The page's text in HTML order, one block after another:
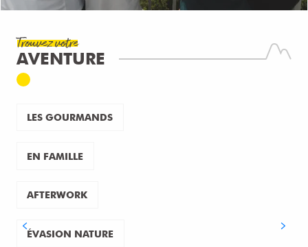
Trouvez votre
AVENTURE
LES GOURMANDS
EN FAMILLE
AFTERWORK
ÉVASION NATURE